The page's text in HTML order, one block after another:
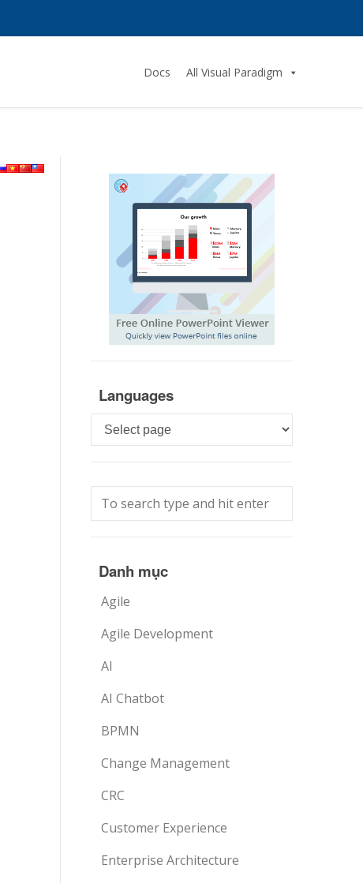
Docs All Visual Paradigm
Languages
Languages
Danh mục
Agile
Agile Development
AI
AI Chatbot
BPMN
Change Management
CRC
Customer Experience
Enterprise Architecture